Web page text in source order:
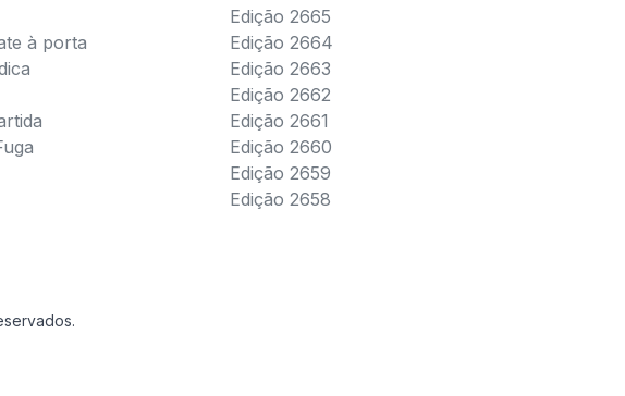
à porta
Edição 2665
Edição 2664
Edição 2663
Edição 2662
Edição 2661
Edição 2660
Edição 2659
Edição 2658